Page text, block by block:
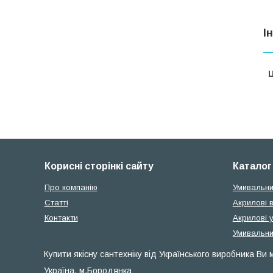
Корисні сторінкі сайту
Про компанію
Статті
Контакти
Акрилові
Акрилові
Купити якісну сантехніку від Українського виробника
Україна, м.Бородянка